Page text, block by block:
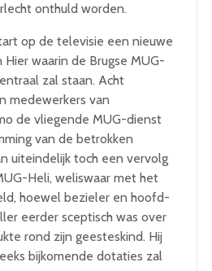
onthuld worden.
op de televisie een nieuwe
waarin de Brugse MUG-
zal staan. Acht
medewerkers van
de vliegende MUG-dienst
van de betrokken
uiteindelijk toch een vervolg
Heli, weliswaar met het
hoewel bezieler en hoofd-
eerder sceptisch was over
rond zijn geesteskind. Hij
bijkomende dotaties zal